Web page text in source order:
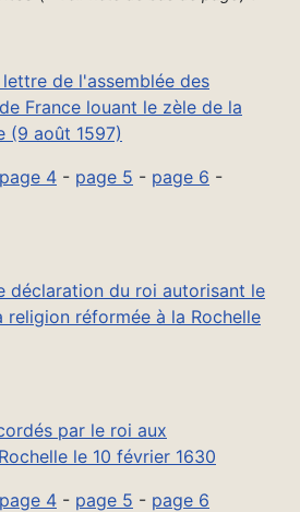
de l'assemblée des
France louant le zèle de la
(9 août 1597)
page 4 - page 5 - page 6 -
déclaration du roi autorisant le
religion réformée à la Rochelle
par le roi aux
le 10 février 1630
page 4 - page 5 - page 6